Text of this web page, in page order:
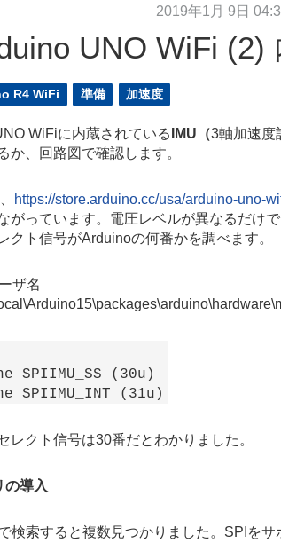
2019年1月 9日
UNO WiFi (2)
R4 WiFi 準備 加速度
WiFiに内蔵されている IMU（3軸加速度
か、回路図で確認します。
https://store.arduino.cc/usa/arduino-uno-
がっています。電圧レベルが異なるだけ
クト信号がArduinoの何番かを調べます。
ザ名
SPIIMU_SS (30u)
SPIIMU_INT (31u)
レクト信号は30番だとわかりました。
の導入
検索すると複数見つかりました。SPIを